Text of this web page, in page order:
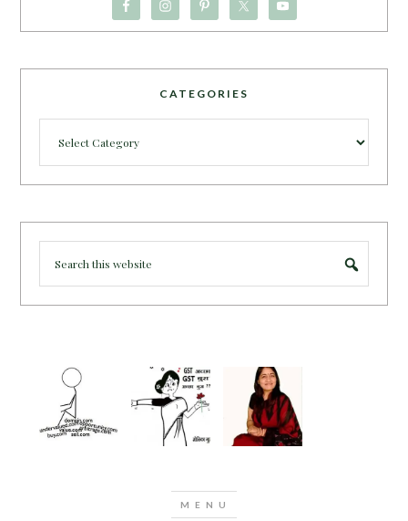
CATEGORIES